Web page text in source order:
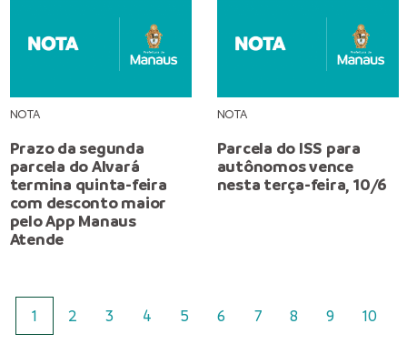
NOTA
Prazo da segunda
parcela do Alvará
termina quinta-feira
com desconto maior
pelo App Manaus
Atende
NOTA
Parcela do ISS para
autônomos vence
nesta terça-feira, 10/6
1 2 3 4 5 6 7 8 9 10